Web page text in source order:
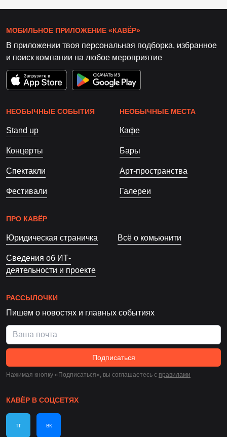
МОБИЛЬНОЕ ПРИЛОЖЕНИЕ «КАВЁР»
В приложении твоя персональная подборка, избранное
и поиск компании на любое мероприятие
НЕОБЫЧНЫЕ СОБЫТИЯ
Stand up
Концерты
Спектакли
Фестивали
НЕОБЫЧНЫЕ МЕСТА
Кафе
Бары
Арт-пространства
Галереи
ПРО КАВЁР
Юридическая страничка Всё о комьюнити
Сведения об ИТ-
деятельности и проекте
РАССЫЛОЧКИ
Пишем о новостях и главных событиях
Подписаться
Нажимая кнопку «Подписаться», вы соглашаетесь c правилами
КАВЁР В СОЦСЕТЯХ
тг вк